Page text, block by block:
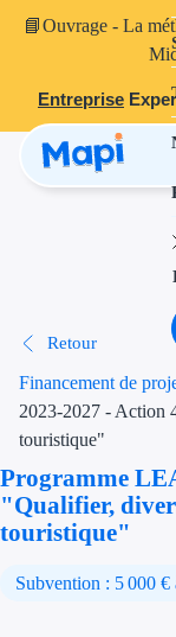
📘Ouvrage - La
Entreprise
Retour
Financement de
2023-2027 - Action
touristique"
Programme
"Qualifier,
touristique"
Subvention : 5 000 €